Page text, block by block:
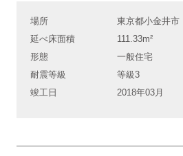
場所
東京都小金井市
延べ床面積
111.33m²
形態
一般住宅
耐震等級
等級3
竣工日
2018年03月